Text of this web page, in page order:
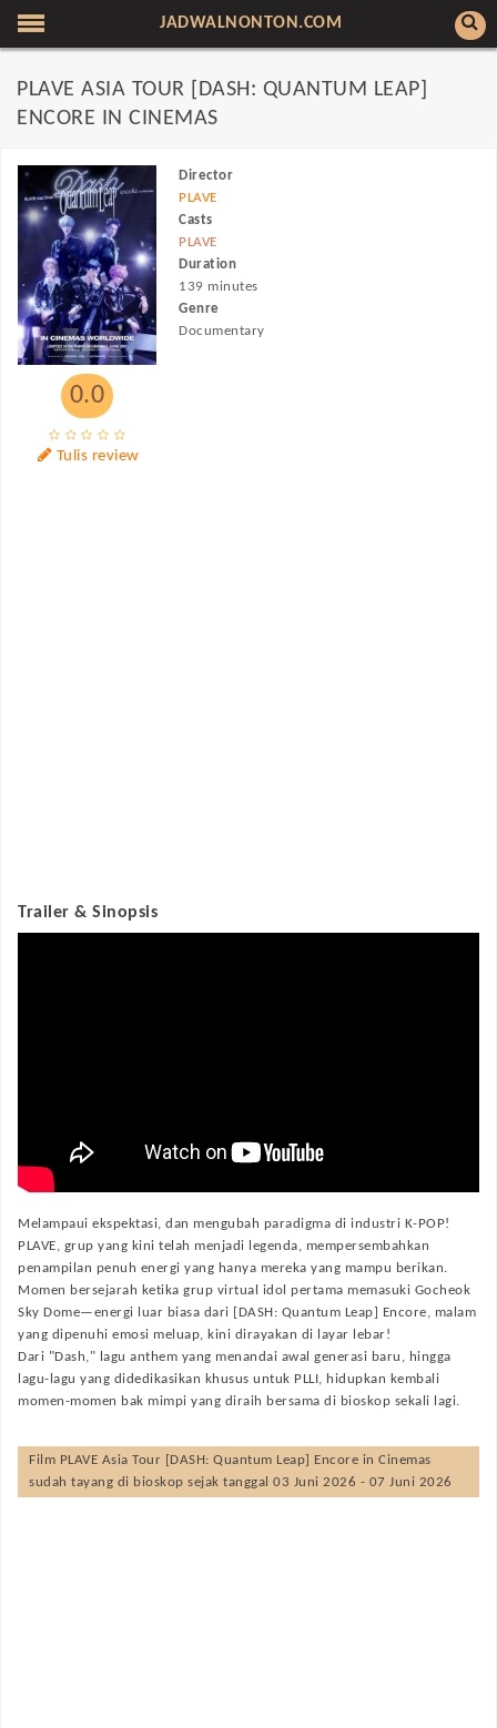
JADWALNONTON.COM
PLAVE ASIA TOUR [DASH: QUANTUM LEAP]
ENCORE IN CINEMAS
0.0
Tulis review
Director
PLAVE
Casts
PLAVE
Duration
139 minutes
Genre
Documentary
Trailer & Sinopsis
Melampaui ekspektasi, dan mengubah paradigma di industri K-POP!
PLAVE, grup yang kini telah menjadi legenda, mempersembahkan
penampilan penuh energi yang hanya mereka yang mampu berikan.
Momen bersejarah ketika grup virtual idol pertama memasuki Gocheok
Sky Dome—energi luar biasa dari [DASH: Quantum Leap] Encore, malam
yang dipenuhi emosi meluap, kini dirayakan di layar lebar!
Dari "Dash," lagu anthem yang menandai awal generasi baru, hingga
lagu-lagu yang didedikasikan khusus untuk PLLI, hidupkan kembali
momen-momen bak mimpi yang diraih bersama di bioskop sekali lagi.
Film PLAVE Asia Tour [DASH: Quantum Leap] Encore in Cinemas
sudah tayang di bioskop sejak tanggal 03 Juni 2026 - 07 Juni 2026